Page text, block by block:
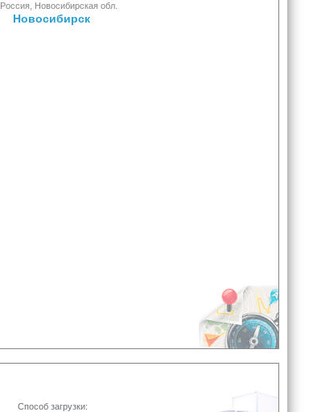
Россия, Новосибирская обл.
Новосибирск
Способ загрузки: